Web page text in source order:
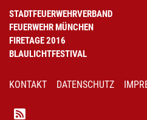
STADTFEUERWEHRVERBAND
FEUERWEHR MÜNCHEN
FIRETAGE 2016
BLAULICHTFESTIVAL
KONTAKT DATENSCHUTZ